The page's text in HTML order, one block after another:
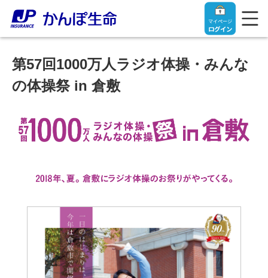
マイページ
ログイン
ご契約者さま
ご契約者さま
マイページログイン
入院保険金・手術保険金のご請求
保険をご検討中のお客さま
保険をご検討中のお客さま
法人のお客さま
【まずはご相談ください】企業経営でお悩みの方はこ
ちら
お役立ち情報
第57回1000万人ラジオ体操・みんな
の体操祭 in 倉敷